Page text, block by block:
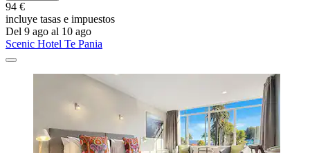
94 €
incluye tasas e impuestos
Del 9 ago al 10 ago
Scenic Hotel Te Pania